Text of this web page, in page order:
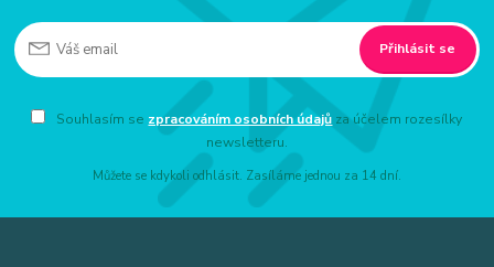
Přihlásit se
Souhlasím se zpracováním osobních údajů za účelem rozesílky
newsletteru.
Můžete se kdykoli odhlásit. Zasíláme jednou za 14 dní.